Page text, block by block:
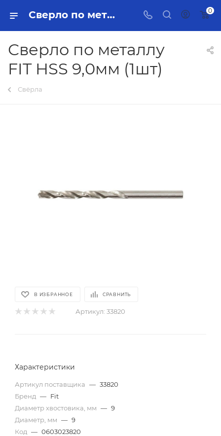
Сверло по металлу FIT HSS 9,0мм (1шт) Тольятти - купить в интернет-магазине, каталог с ценами и характеристиками 0
Сверло по металлу
FIT HSS 9,0мм (1шт)
Свёрла
В ИЗБРАННОЕ СРАВНИТЬ
Артикул: 33820
Характеристики
Артикул поставщика — 33820
Бренд — Fit
Диаметр хвостовика, мм — 9
Диаметр, мм — 9
Код — 0603023820